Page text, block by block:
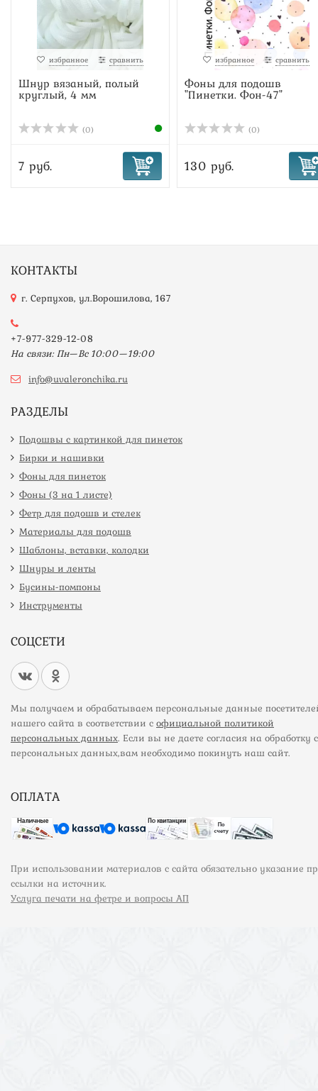
избранное сравнить
Шнур вязаный, полый
круглый, 4 мм
(0)
7 руб.
избранное сравнить
Фоны для подошв
"Пинетки. Фон-47"
(0)
130 руб.
КОНТАКТЫ
г. Серпухов, ул.Ворошилова, 167
+7-977-329-12-08
На связи: Пн—Вс 10:00—19:00
info@uvaleronchika.ru
РАЗДЕЛЫ
Подошвы с картинкой для пинеток
Бирки и нашивки
Фоны для пинеток
Фоны (3 на 1 листе)
Фетр для подошв и стелек
Материалы для подошв
Шаблоны, вставки, колодки
Шнуры и ленты
Бусины-помпоны
Инструменты
СОЦСЕТИ
Мы получаем и обрабатываем персональные данные
нашего сайта в соответствии с официальной политикой
персональных данных. Если вы не даете согласия на обработку
персональных данных,вам необходимо покинуть наш сайт.
ОПЛАТА
При использовании материалов с сайта обязательно указание
ссылки на источник.
Услуга печати на фетре и вопросы АП